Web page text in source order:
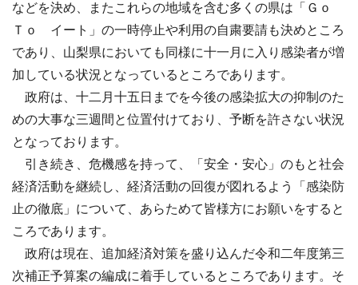
などを決め、またこれらの地域を含む多くの県は「Ｇｏ
Ｔｏ イート」の一時停止や利用の自粛要請も決めところ
であり、山梨県においても同様に十一月に入り感染者が増
加している状況となっているところであります。
政府は、十二月十五日までを今後の感染拡大の抑制のた
めの大事な三週間と位置付けており、予断を許さない状況
となっております。
引き続き、危機感を持って、「安全・安心」のもと社会
経済活動を継続し、経済活動の回復が図れるよう「感染防
止の徹底」について、あらためて皆様方にお願いをすると
ころであります。
政府は現在、追加経済対策を盛り込んだ令和二年度第三
次補正予算案の編成に着手しているところであります。そ